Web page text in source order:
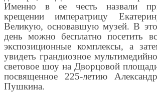
Именно в ее честь назвали
крещении императрицу
Великую, основавшую музей. В
день можно бесплатно посетить
экспозиционные комплексы, а
увидеть грандиозное
световое шоу на Дворцовой
посвященное 225-летию
Пушкина.